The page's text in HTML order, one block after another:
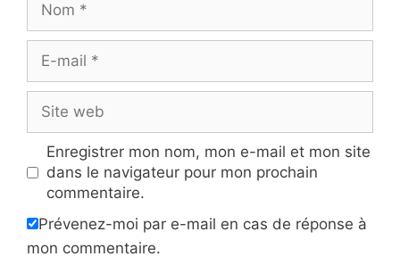
mail
web
Enregistrer mon nom, mon e-mail et mon site
dans le navigateur pour mon prochain
commentaire.
Prévenez-moi par e-mail en cas de réponse à
mon commentaire.